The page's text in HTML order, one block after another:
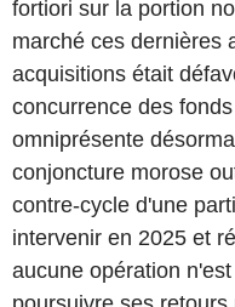
fortiori sur la portion
marché ces dernières
acquisitions était
concurrence des
omniprésente
conjoncture morose
contre-cycle d'une
intervenir en 2025 et
aucune opération